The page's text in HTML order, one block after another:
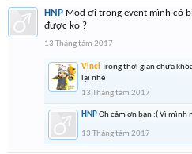
HNP Mod ơi trong event mình có
được ko ?
13 Tháng tám 2017
Vinci Trong thời gian chưa
lại nhé
13 Tháng tám 2017
HNPOh cảm ơn bạn :( Vì mình
13 Tháng tám 2017